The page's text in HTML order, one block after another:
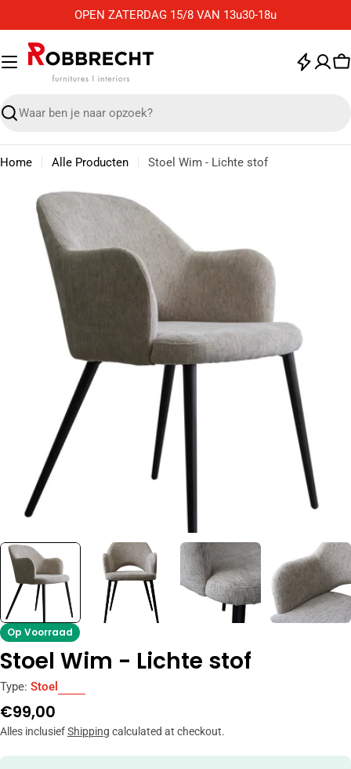
naar
inhoud
OPEN ZATERDAG 15/8 VAN 13u30-18u
Zoek
Home Alle Producten Stoel Wim - Lichte stof
media 0 in modal
Op Voorraad
Stoel Wim - Lichte stof
Type: Stoel
Normale
prijs
€99,00
Alles inclusiefShipping calculated at checkout.